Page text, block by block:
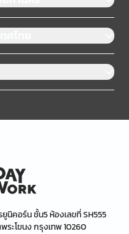
ไทย
ยูนิคอร์น ชั้น5 ห้องเลขที่ SH555
ะโขนง กรุงเทพ 10260